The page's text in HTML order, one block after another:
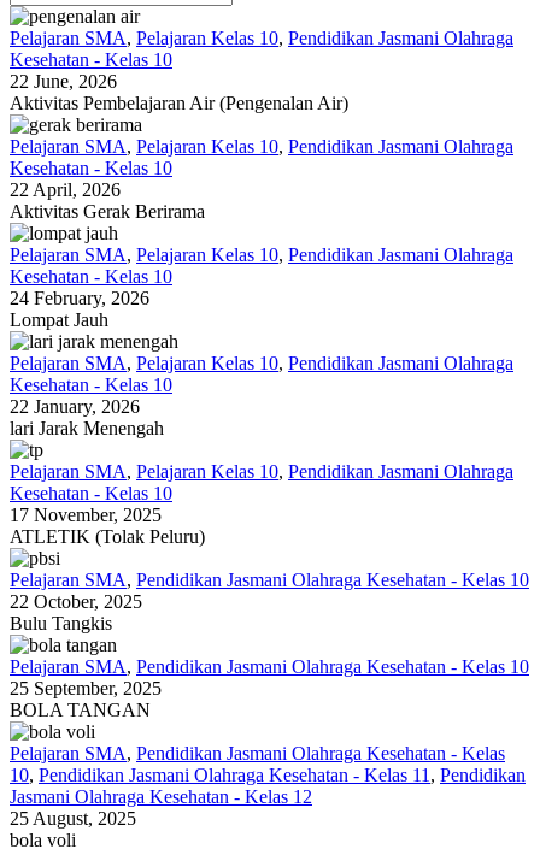
Pelajaran SMA, Pelajaran Kelas 10, Pendidikan Jasmani Olahraga
Kesehatan - Kelas 10
22 June, 2026
Aktivitas Pembelajaran Air (Pengenalan Air)
Pelajaran SMA, Pelajaran Kelas 10, Pendidikan Jasmani Olahraga
Kesehatan - Kelas 10
22 April, 2026
Aktivitas Gerak Berirama
Pelajaran SMA, Pelajaran Kelas 10, Pendidikan Jasmani Olahraga
Kesehatan - Kelas 10
24 February, 2026
Lompat Jauh
Pelajaran SMA, Pelajaran Kelas 10, Pendidikan Jasmani Olahraga
Kesehatan - Kelas 10
22 January, 2026
lari Jarak Menengah
Pelajaran SMA, Pelajaran Kelas 10, Pendidikan Jasmani Olahraga
Kesehatan - Kelas 10
17 November, 2025
ATLETIK (Tolak Peluru)
Pelajaran SMA, Pendidikan Jasmani Olahraga Kesehatan - Kelas 10
22 October, 2025
Bulu Tangkis
Pelajaran SMA, Pendidikan Jasmani Olahraga Kesehatan - Kelas 10
25 September, 2025
BOLA TANGAN
Pelajaran SMA, Pendidikan Jasmani Olahraga Kesehatan - Kelas
10, Pendidikan Jasmani Olahraga Kesehatan - Kelas 11, Pendidikan
Jasmani Olahraga Kesehatan - Kelas 12
25 August, 2025
bola voli